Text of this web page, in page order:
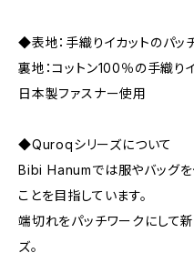
◆表地：手織りイカットのパッ
裏地：コットン100％の手織り
日本製ファスナー使用
◆Quroqシリーズについて
Bibi Hanumでは服やバッグ
ことを目指しています。
端切れをパッチワークにして
ズ。